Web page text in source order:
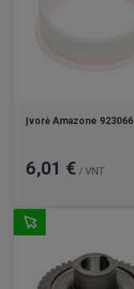
Įvorė Amazone 923066
Kaina
6,01 € / VNT